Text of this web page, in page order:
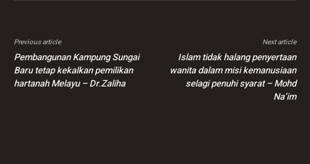
Previous article
Pembangunan Kampung Sungai
Baru tetap kekalkan pemilikan
hartanah Melayu – Dr.Zaliha
Next article
Islam tidak halang penyertaan
wanita dalam misi kemanusiaan
selagi penuhi syarat – Mohd
Na’im